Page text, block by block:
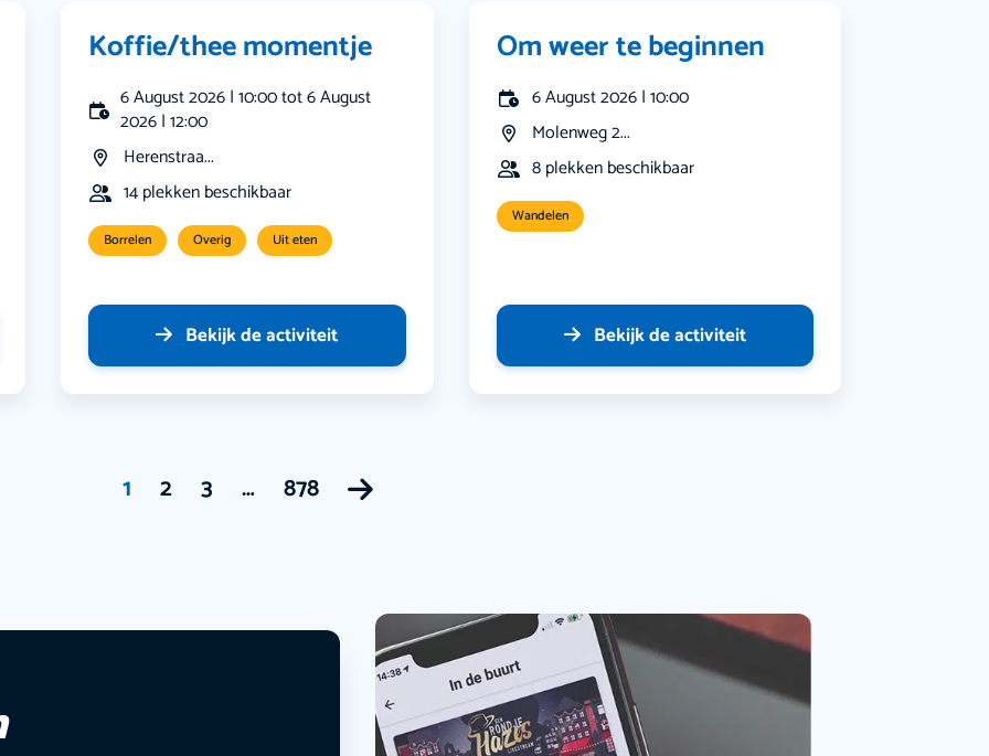
Koffie/thee momentje
6 August 2026 | 10:00 tot 6 August
2026 | 12:00
Herenstraa...
14 plekken beschikbaar
Borrelen Overig Uit eten
Bekijk de activiteit
Om weer te beginnen
6 August 2026 | 10:00
Molenweg 2...
8 plekken beschikbaar
Wandelen
Bekijk de activiteit
1 2 3 … 878